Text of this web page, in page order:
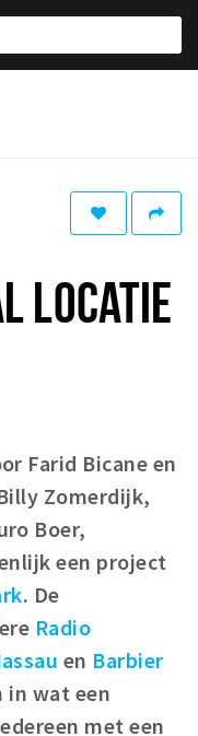
LOCATIE
Farid Bicane en
Zomerdijk,
Boer,
een project
. De
Radio
en Barbier
in wat een
met een